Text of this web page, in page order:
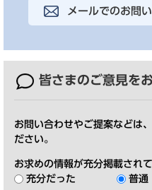
メールでのお問
皆さまのご意見を
お問い合わせやご提案などは
ださい。
お求めの情報が充分掲載され
充分だった
普通